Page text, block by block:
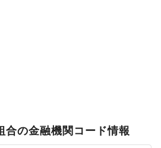
合の金融機関コード情報